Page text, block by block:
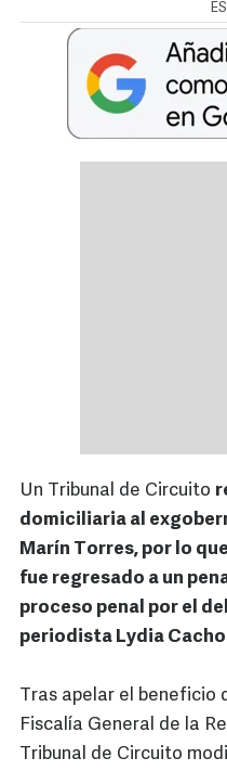
Un Tribunal de Circuito
domiciliaria al
Marín Torres, por lo
fue regresado a un
proceso penal por el
periodista Lydia
Tras apelar el beneficio
Fiscalía General de la
Tribunal de Circuito